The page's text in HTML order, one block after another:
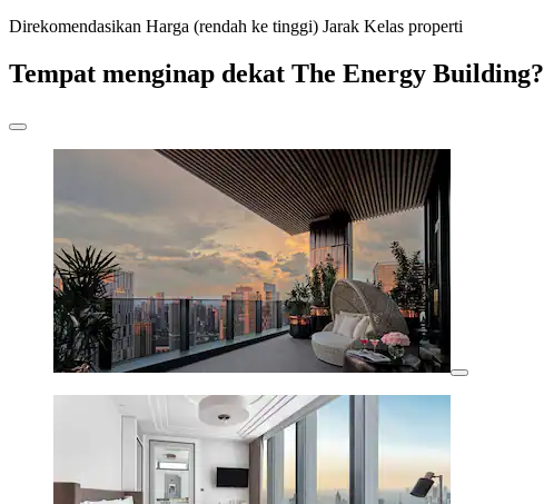
Direkomendasikan Harga (rendah ke tinggi) Jarak Kelas properti
Tempat menginap dekat The Energy Building?